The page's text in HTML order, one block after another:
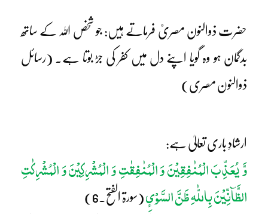
حضرت ذوالنون مصریؒ فرماتے ہیں: جو شخص اللہ کے ساتھ
بدگمان ہو وہ گویا اپنے دل میں کفر کی جڑ بوتا ہے۔ (رسائل
ذوالنون مصری)
ارشادِ باری تعالیٰ ہے:
وَّ یُعَذِّبَ الْمُنٰفِقِیْنَ وَ الْمُنٰفِقٰتِ وَ الْمُشْرِکِیْنَ وَ الْمُشْرِکٰتِ
الظَّآنِّیْنَ بِاللّٰہِ ظَنَّ السَّوْئِ (سورۃ الفتح۔6)